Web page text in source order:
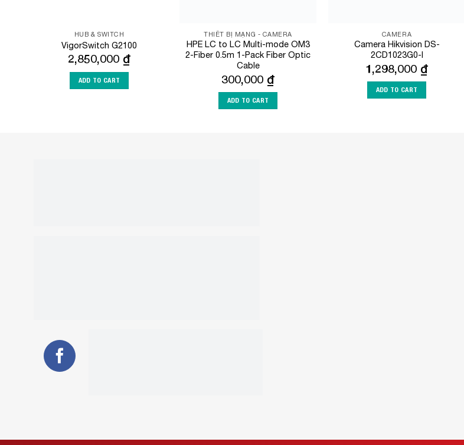
HUB & SWITCH
VigorSwitch G2100
2,850,000 ₫
ADD TO CART
THIẾT BỊ MẠNG - CAMERA
HPE LC to LC Multi-mode OM3
2-Fiber 0.5m 1-Pack Fiber Optic
Cable
300,000 ₫
ADD TO CART
CAMERA
Camera Hikvision DS-
2CD1023G0-I
1,298,000 ₫
ADD TO CART